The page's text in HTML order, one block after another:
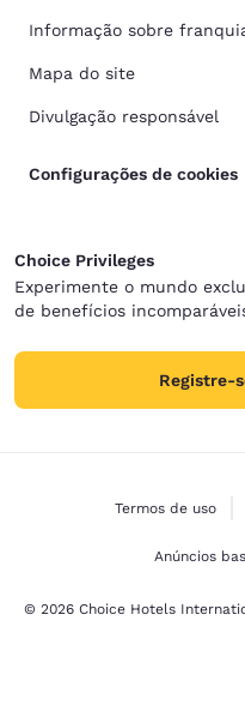
Informação sobre
Mapa do site
Divulgação responsável
Configurações de cookies
Choice Privileges
Experimente o mundo
de benefícios
Registre-
Termos de uso
Anúncios
© 2026 Choice Hotels